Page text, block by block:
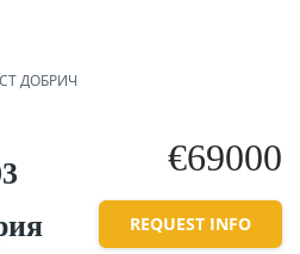
ДОБРИЧ
€69000
REQUEST INFO